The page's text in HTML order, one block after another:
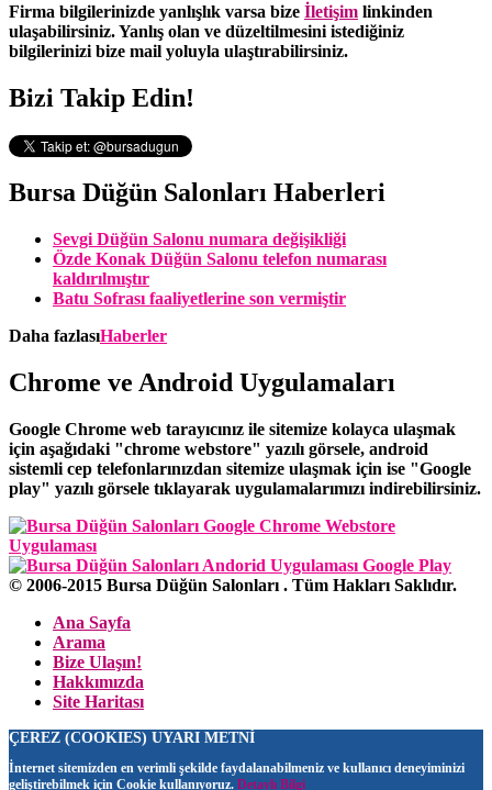
Firma bilgilerinizde yanlışlık varsa bize İletişim linkinden
ulaşabilirsiniz. Yanlış olan ve düzeltilmesini istediğiniz
bilgilerinizi bize mail yoluyla ulaştırabilirsiniz.
Bizi Takip Edin!
Bursa Düğün Salonları Haberleri
Sevgi Düğün Salonu numara değişikliği
Özde Konak Düğün Salonu telefon numarası
kaldırılmıştır
Batu Sofrası faaliyetlerine son vermiştir
Daha fazlasıHaberler
Chrome ve Android Uygulamaları
Google Chrome web tarayıcınız ile sitemize kolayca ulaşmak
için aşağıdaki "chrome webstore" yazılı görsele, android
sistemli cep telefonlarınızdan sitemize ulaşmak için ise "Google
play" yazılı görsele tıklayarak uygulamalarımızı indirebilirsiniz.
© 2006-2015 Bursa Düğün Salonları . Tüm Hakları Saklıdır.
Ana Sayfa
Arama
Bize Ulaşın!
Hakkımızda
Site Haritası
ÇEREZ (COOKIES) UYARI METNİ
İnternet sitemizden en verimli şekilde faydalanabilmeniz ve kullanıcı deneyiminizi
geliştirebilmek için Cookie kullanıyoruz. Detaylı Bilgi